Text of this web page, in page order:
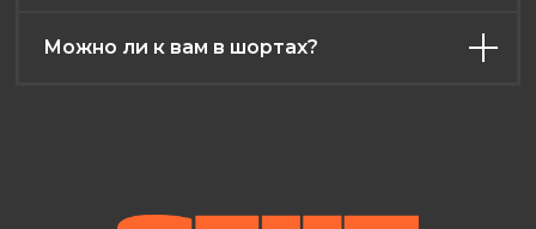
Можно ли к вам в шортах?